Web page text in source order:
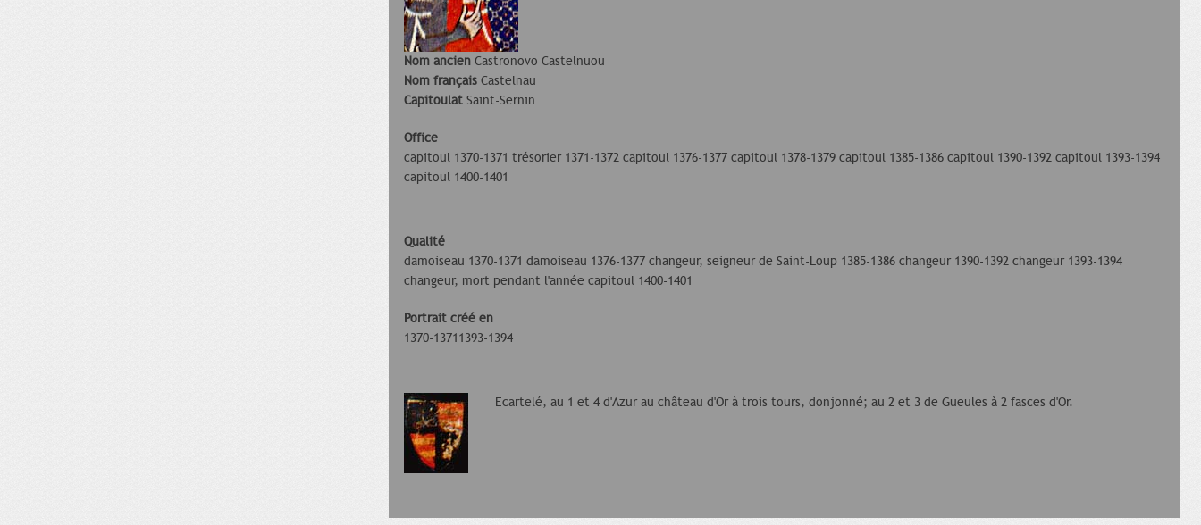
Nom ancienCastronovo Castelnuou
Nom françaisCastelnau
CapitoulatSaint-Sernin
Office
capitoul 1370-1371 trésorier 1371-1372 capitoul 1376-1377 capitoul 1378-1379 capitoul 1385-1386 capitoul 1390-1392 capitoul 1393-1394
capitoul 1400-1401
Qualité
damoiseau 1370-1371 damoiseau 1376-1377 changeur, seigneur de Saint-Loup 1385-1386 changeur 1390-1392 changeur 1393-1394
changeur, mort pendant l'année capitoul 1400-1401
Portrait créé en
1370-13711393-1394
Ecartelé, au 1 et 4 d'Azur au château d'Or à trois tours, donjonné; au 2 et 3 de Gueules à 2 fasces d'Or.